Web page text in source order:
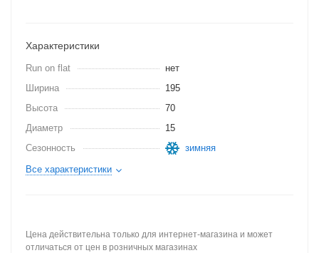
Характеристики
Run on flat
нет
Ширина
195
Высота
70
Диаметр
15
Сезонность
зимняя
Все характеристики
Цена действительна только для интернет-магазина и может
отличаться от цен в розничных магазинах